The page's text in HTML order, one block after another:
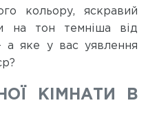
кольору, яскравий
на тон темніша від
а яке у вас уявлення
КІМНАТИ В